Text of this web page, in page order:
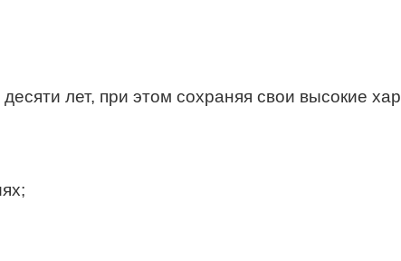
лет, при этом сохраняя свои высокие